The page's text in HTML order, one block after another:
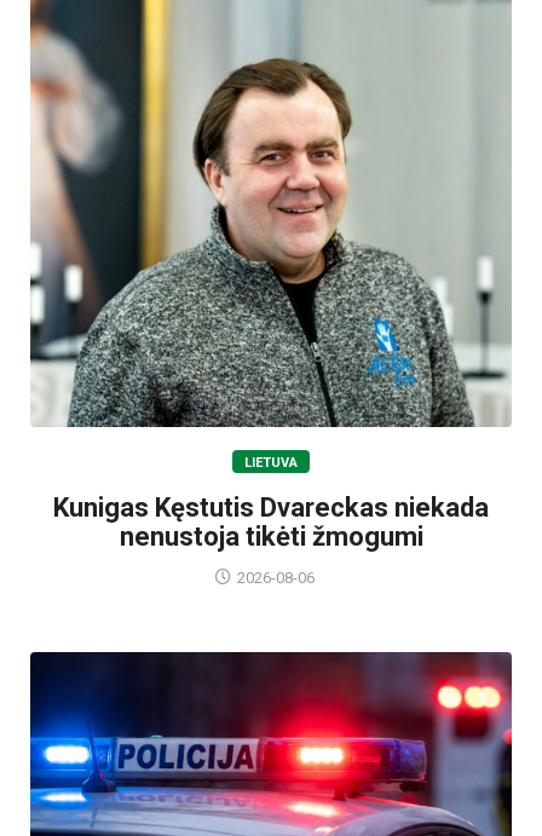
LIETUVA
Kunigas Kęstutis Dvareckas niekada
nenustoja tikėti žmogumi
2026-08-06